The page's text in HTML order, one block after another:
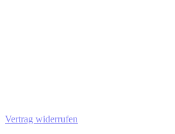
Vertrag widerrufen